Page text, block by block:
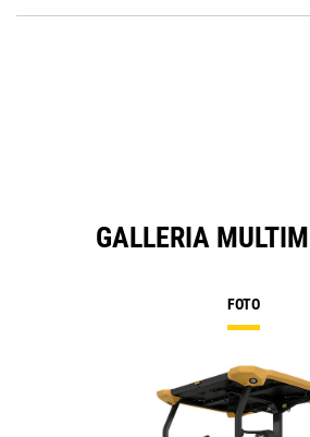
GALLERIA
FOTO